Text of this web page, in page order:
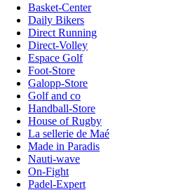
Basket-Center
Daily Bikers
Direct Running
Direct-Volley
Espace Golf
Foot-Store
Galopp-Store
Golf and co
Handball-Store
House of Rugby
La sellerie de Maé
Made in Paradis
Nauti-wave
On-Fight
Padel-Expert